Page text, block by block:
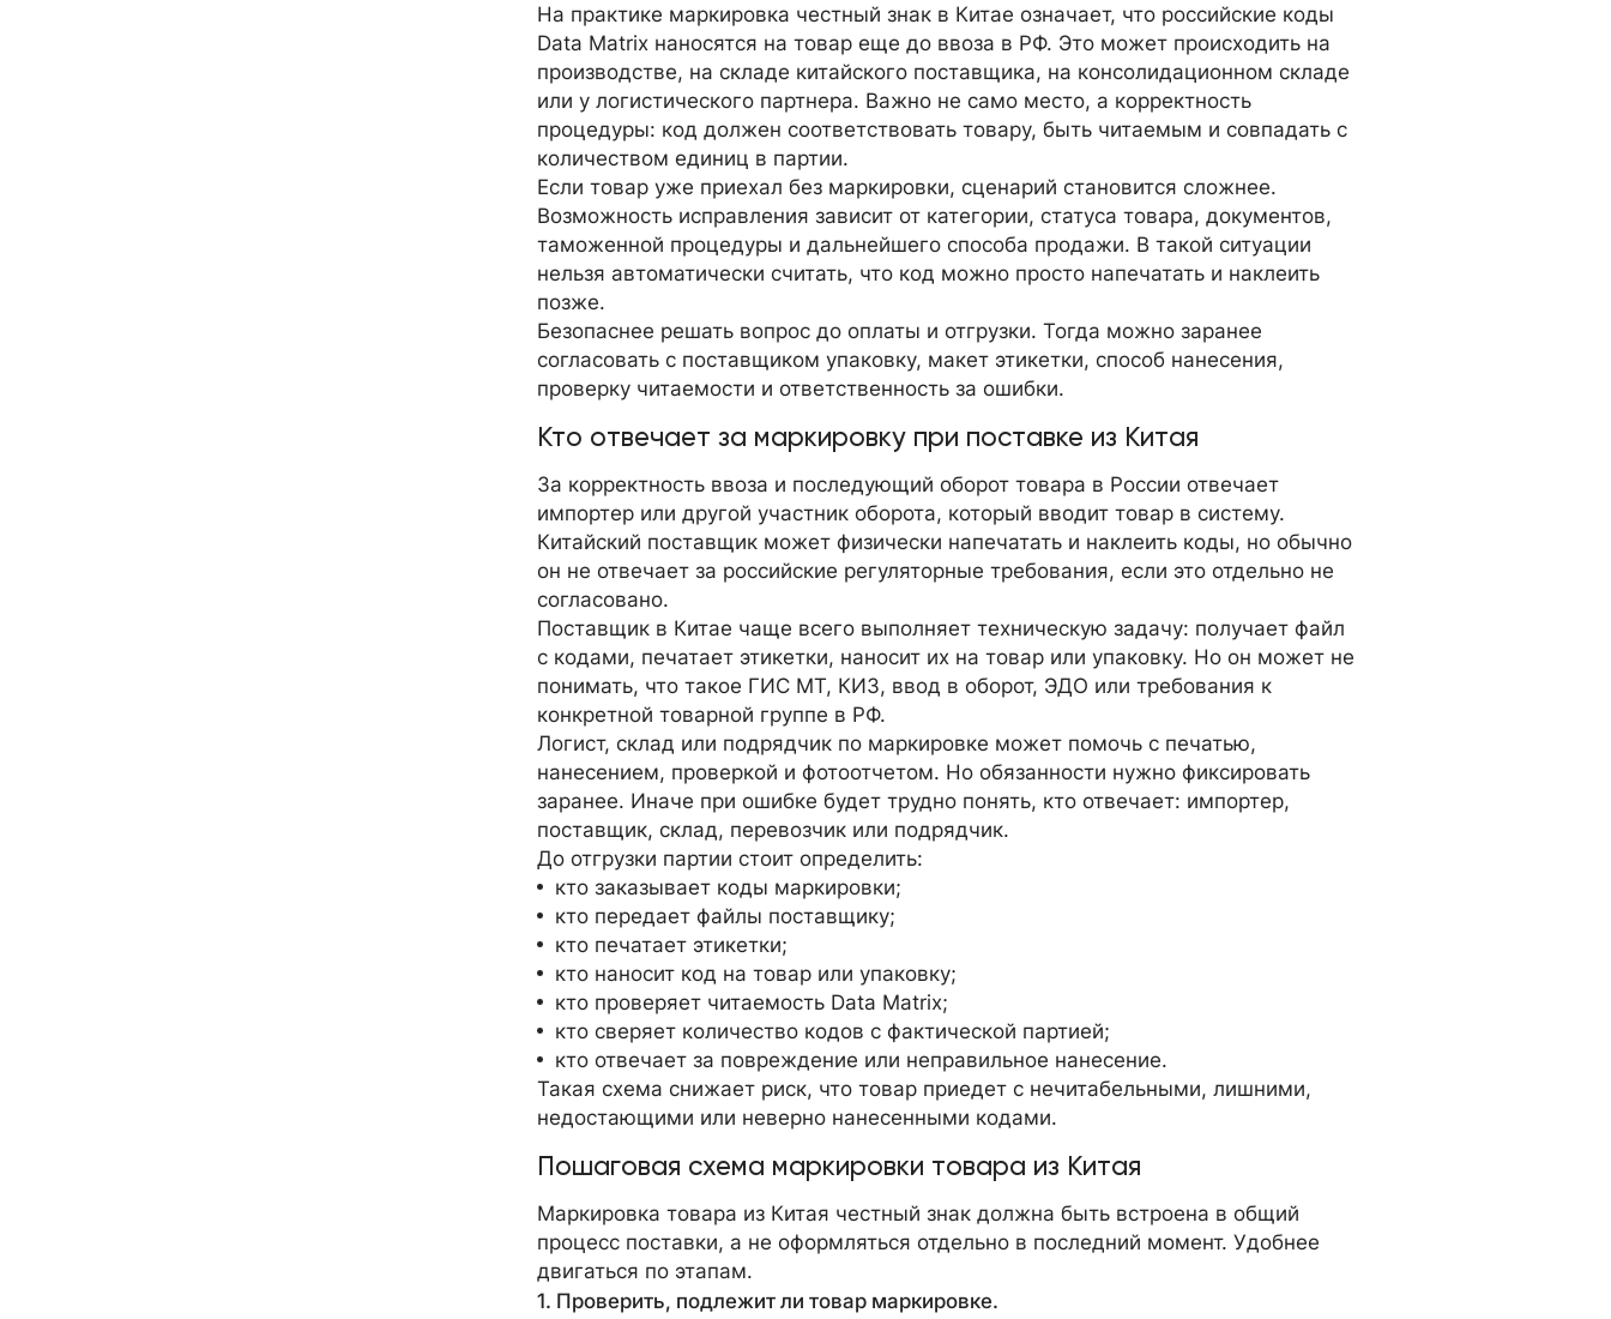
На практике маркировка честный знак в Китае означает, что российские коды
Data Matrix наносятся на товар еще до ввоза в РФ. Это может происходить на
производстве, на складе китайского поставщика, на консолидационном складе
или у логистического партнера. Важно не само место, а корректность
процедуры: код должен соответствовать товару, быть читаемым и совпадать с
количеством единиц в партии.
Если товар уже приехал без маркировки, сценарий становится сложнее.
Возможность исправления зависит от категории, статуса товара, документов,
таможенной процедуры и дальнейшего способа продажи. В такой ситуации
нельзя автоматически считать, что код можно просто напечатать и наклеить
позже.
Безопаснее решать вопрос до оплаты и отгрузки. Тогда можно заранее
согласовать с поставщиком упаковку, макет этикетки, способ нанесения,
проверку читаемости и ответственность за ошибки.
Кто отвечает за маркировку при поставке из Китая
За корректность ввоза и последующий оборот товара в России отвечает
импортер или другой участник оборота, который вводит товар в систему.
Китайский поставщик может физически напечатать и наклеить коды, но обычно
он не отвечает за российские регуляторные требования, если это отдельно не
согласовано.
Поставщик в Китае чаще всего выполняет техническую задачу: получает файл
с кодами, печатает этикетки, наносит их на товар или упаковку. Но он может не
понимать, что такое ГИС МТ, КИЗ, ввод в оборот, ЭДО или требования к
конкретной товарной группе в РФ.
Логист, склад или подрядчик по маркировке может помочь с печатью,
нанесением, проверкой и фотоотчетом. Но обязанности нужно фиксировать
заранее. Иначе при ошибке будет трудно понять, кто отвечает: импортер,
поставщик, склад, перевозчик или подрядчик.
До отгрузки партии стоит определить:
кто заказывает коды маркировки;
кто передает файлы поставщику;
кто печатает этикетки;
кто наносит код на товар или упаковку;
кто проверяет читаемость Data Matrix;
кто сверяет количество кодов с фактической партией;
кто отвечает за повреждение или неправильное нанесение.
Такая схема снижает риск, что товар приедет с нечитабельными, лишними,
недостающими или неверно нанесенными кодами.
Пошаговая схема маркировки товара из Китая
Маркировка товара из Китая честный знак должна быть встроена в общий
процесс поставки, а не оформляться отдельно в последний момент. Удобнее
двигаться по этапам.
1. Проверить, подлежит ли товар маркировке.